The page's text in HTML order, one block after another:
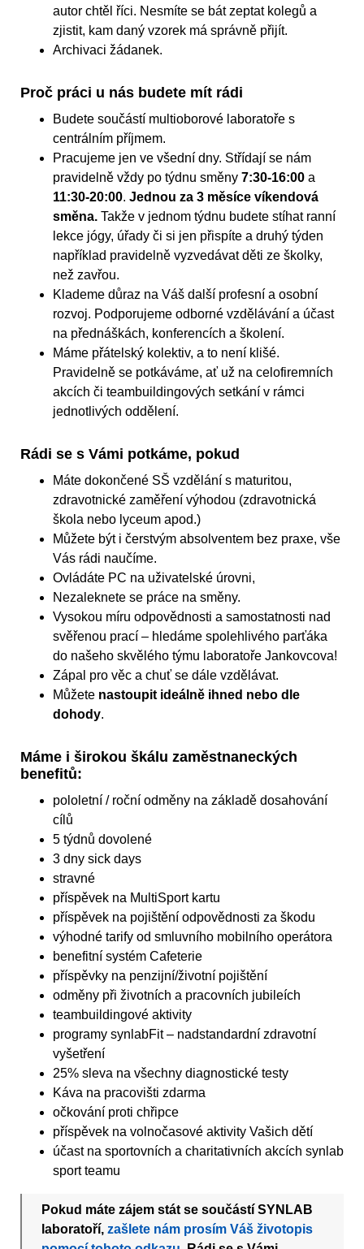
autor chtěl říci. Nesmíte se bát zeptat kolegů a
zjistit, kam daný vzorek má správně přijít.
Archivaci žádanek.
Proč práci u nás budete mít rádi
Budete součástí multioborové laboratoře s
centrálním příjmem.
Pracujeme jen ve všední dny. Střídají se nám
pravidelně vždy po týdnu směny 7:30-16:00 a
11:30-20:00. Jednou za 3 měsíce víkendová
směna. Takže v jednom týdnu budete stíhat ranní
lekce jógy, úřady či si jen přispíte a druhý týden
například pravidelně vyzvedávat děti ze školky,
než zavřou.
Klademe důraz na Váš další profesní a osobní
rozvoj. Podporujeme odborné vzdělávání a účast
na přednáškách, konferencích a školení.
Máme přátelský kolektiv, a to není klišé.
Pravidelně se potkáváme, ať už na celofiremních
akcích či teambuildingových setkání v rámci
jednotlivých oddělení.
Rádi se s Vámi potkáme, pokud
Máte dokončené SŠ vzdělání s maturitou,
zdravotnické zaměření výhodou (zdravotnická
škola nebo lyceum apod.)
Můžete být i čerstvým absolventem bez praxe, vše
Vás rádi naučíme.
Ovládáte PC na uživatelské úrovni,
Nezaleknete se práce na směny.
Vysokou míru odpovědnosti a samostatnosti nad
svěřenou prací – hledáme spolehlivého parťáka
do našeho skvělého týmu laboratoře Jankovcova!
Zápal pro věc a chuť se dále vzdělávat.
Můžete nastoupit ideálně ihned nebo dle
dohody.
Máme i širokou škálu zaměstnaneckých
benefitů:
pololetní / roční odměny na základě dosahování
cílů
5 týdnů dovolené
3 dny sick days
stravné
příspěvek na MultiSport kartu
příspěvek na pojištění odpovědnosti za škodu
výhodné tarify od smluvního mobilního operátora
benefitní systém Cafeterie
příspěvky na penzijní/životní pojištění
odměny při životních a pracovních jubileích
teambuildingové aktivity
programy synlabFit – nadstandardní zdravotní
vyšetření
25% sleva na všechny diagnostické testy
Káva na pracovišti zdarma
očkování proti chřipce
příspěvek na volnočasové aktivity Vašich dětí
účast na sportovních a charitativních akcích synlab
sport teamu
Pokud máte zájem stát se součástí SYNLAB
laboratoří,zašlete nám prosím Váš životopis